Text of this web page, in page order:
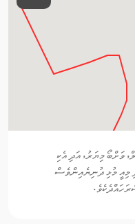
ވަށްބޯ މިޔަރު, އަދި އެކި
މިއީ މުޅި ދުނިޔެއިންވެސް